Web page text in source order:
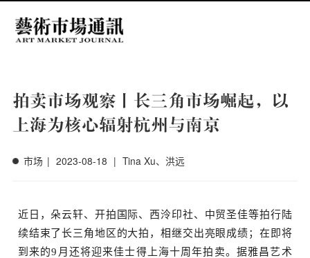
拍卖市场观察丨长三角市场崛起，以
上海为核心辐射杭州与南京
市场 | 2023-08-18 | Tina Xu、洪远
近日， 朵云轩、开拍国际、西泠印社、中贸圣佳等拍行陆
续结束了长三角地区的大拍，相继交出亮眼成绩；在即将
到来的9月还将迎来佳士得上海十周年拍卖。据雅昌艺术